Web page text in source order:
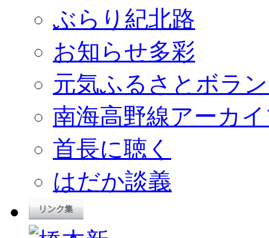
ぶらり紀北路
お知らせ多彩
元気ふるさとボラ
南海高野線アーカ
首長に聴く
はだか談義